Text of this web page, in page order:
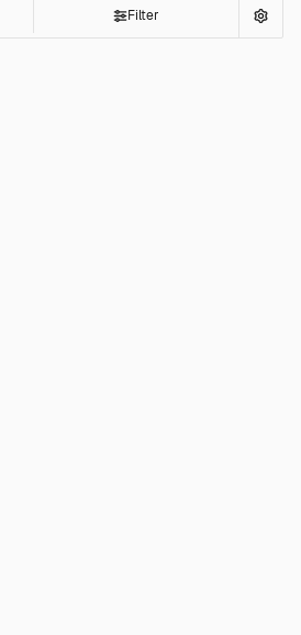
Filter